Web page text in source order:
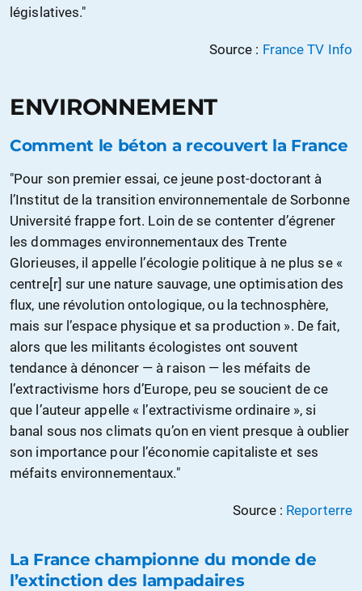
législatives."
Source : France TV Info
ENVIRONNEMENT
Comment le béton a recouvert la France
"Pour son premier essai, ce jeune post-doctorant à
l’Institut de la transition environnementale de Sorbonne
Université frappe fort. Loin de se contenter d’égrener
les dommages environnementaux des Trente
Glorieuses, il appelle l’écologie politique à ne plus se «
centre[r] sur une nature sauvage, une optimisation des
flux, une révolution ontologique, ou la technosphère,
mais sur l’espace physique et sa production ». De fait,
alors que les militants écologistes ont souvent
tendance à dénoncer — à raison — les méfaits de
l’extractivisme hors d’Europe, peu se soucient de ce
que l’auteur appelle « l’extractivisme ordinaire », si
banal sous nos climats qu’on en vient presque à oublier
son importance pour l’économie capitaliste et ses
méfaits environnementaux."
Source : Reporterre
La France championne du monde de
l’extinction des lampadaires